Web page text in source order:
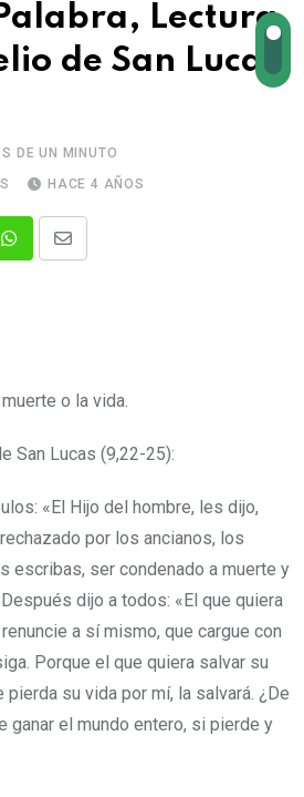
Lectura
de San Lucas
DE UN MINUTO
HACE 4 AÑOS
o la vida.
San Lucas (9,22-25):
«El Hijo del hombre, les dijo,
por los ancianos, los
escribas, ser condenado a muerte y
Después dijo a todos: «El que quiera
a sí mismo, que cargue con
Porque el que quiera salvar su
pierda su vida por mí, la salvará. ¿De
ganar el mundo entero, si pierde y